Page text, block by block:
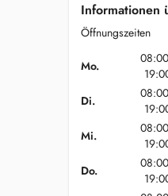
Informationen
Öffnungszeiten
Mo.
Di.
Mi.
Do.